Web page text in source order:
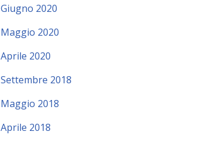
Giugno 2020
Maggio 2020
Aprile 2020
Settembre 2018
Maggio 2018
Aprile 2018